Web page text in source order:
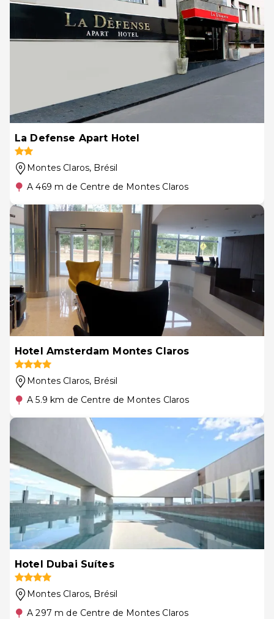
La Defense Apart Hotel
Montes Claros, Brésil
A 469 m de Centre de Montes Claros
Hotel Amsterdam Montes Claros
Montes Claros, Brésil
A 5.9 km de Centre de Montes Claros
Hotel Dubai Suítes
Montes Claros, Brésil
A 297 m de Centre de Montes Claros